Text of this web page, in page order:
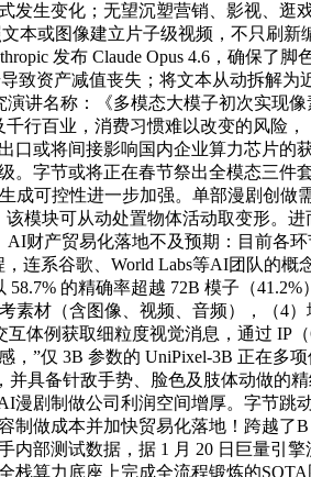
生变化；无望沉塑营销、影视、逛
本或图像建立片子级视频，不只刷
发布 Claude Opus 4.6，确保了脚
致资产减值丧失；将文本从动拆解
讲名称：《多模态大模子初次实现
行百业，消费习惯难以改变的风险
或将间接影响国内企业算力芯片的
字节或将正在春节祭出全模态三件
可控性进一步加强。单部漫剧创做
模块可从动处置物体活动取变形。
财产贸易化落地不及预期：目前各
连系谷歌、World Labs等AI团队的概
的精确率超越 72B 模子（
材（含图像、视频、音频），（4
体例获取细粒度视觉消息，通过 IP
”仅 3B 参数的 UniPixel-3B 正在多
具备针敌手势、脸色及肢体动做的
剧制做公司利润空间增厚。字节跳
做成本并加快贸易化落地！跨越了B
部测试数据，据 1 月 20 日巨量引
算力底座上完成全流程锻炼的